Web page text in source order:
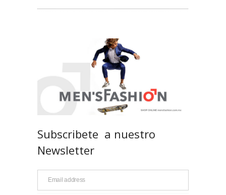
Subscribete a nuestro
Newsletter